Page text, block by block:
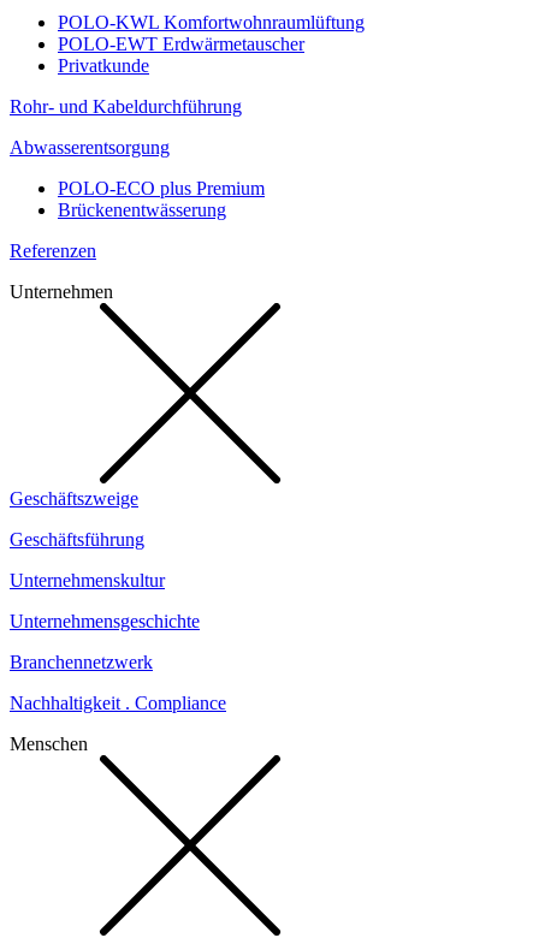
POLO-KWL Komfortwohnraumlüftung
POLO-EWT Erdwärmetauscher
Privatkunde
Rohr- und Kabeldurchführung
Abwasserentsorgung
POLO-ECO plus Premium
Brückenentwässerung
Referenzen
Unternehmen
Geschäftszweige
Geschäftsführung
Unternehmenskultur
Unternehmensgeschichte
Branchennetzwerk
Nachhaltigkeit . Compliance
Menschen